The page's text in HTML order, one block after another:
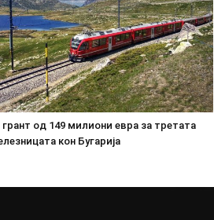
од 149 милиони евра за третата
кон Бугарија